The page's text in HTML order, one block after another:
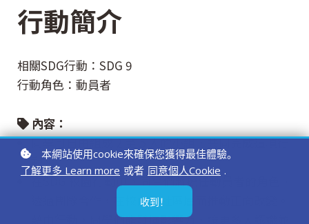
行動簡介
相關SDG行動：SDG 9
行動角色：動員者
內容：
同學可自由組成 2 至 5 人的小組，共同完成這項行
動。
在SDG 校園行動中，同學們將擔任動員者的角色，
透過團隊合作，在校內及社區層面推動正向改變。
藉由行動，同學們能發揮影響力，讓更多人認識並
本網站使用cookie來確保您獲得最佳體驗。
了解更多 Learn more 或者 同意個人Cookie .
收到！